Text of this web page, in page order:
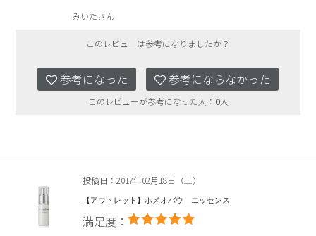
みいたさん
このレビューは参考になりましたか？
参考になった 参考にならなかった
このレビューが参考になった人： 0人
投稿日：2017年02月18日（土）
【アウトレット】ホメオバウ エッセンス
満足度：